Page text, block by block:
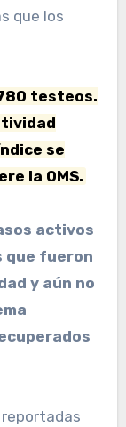
que los
testeos.
se
la OMS.
activos
que fueron
y aún no